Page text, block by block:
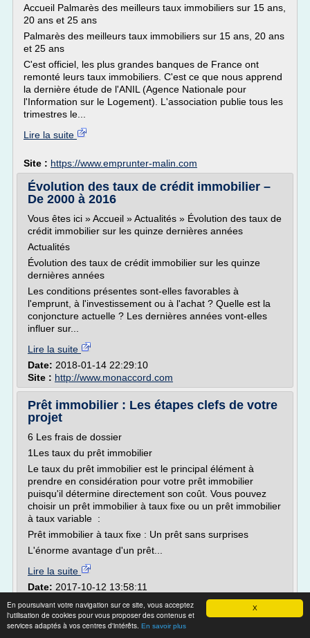
X
En poursuivant votre navigation sur ce site, vous acceptez
l'utilisation de cookies pour vous proposer des contenus et
services adaptés à vos centres d'intérêts. En savoir plus
Accueil Palmarès des meilleurs taux immobiliers sur 15 ans,
20 ans et 25 ans
Palmarès des meilleurs taux immobiliers sur 15 ans, 20 ans
et 25 ans
C'est officiel, les plus grandes banques de France ont
remonté leurs taux immobiliers. C'est ce que nous apprend
la dernière étude de l'ANIL (Agence Nationale pour
l'Information sur le Logement). L'association publie tous les
trimestres le...
Lire la suite
Site : https://www.emprunter-malin.com
Évolution des taux de crédit immobilier –
De 2000 à 2016
Vous êtes ici » Accueil » Actualités » Évolution des taux de
crédit immobilier sur les quinze dernières années
Actualités
Évolution des taux de crédit immobilier sur les quinze
dernières années
Les conditions présentes sont-elles favorables à
l'emprunt, à l'investissement ou à l'achat ? Quelle est la
conjoncture actuelle ? Les dernières années vont-elles
influer sur...
Lire la suite
Date: 2018-01-14 22:29:10
Site : http://www.monaccord.com
Prêt immobilier : Les étapes clefs de votre
projet
6 Les frais de dossier
1Les taux du prêt immobilier
Le taux du prêt immobilier est le principal élément à
prendre en considération pour votre prêt immobilier
puisqu'il détermine directement son coût. Vous pouvez
choisir un prêt immobilier à taux fixe ou un prêt immobilier
à taux variable :
Prêt immobilier à taux fixe : Un prêt sans surprises
L'énorme avantage d'un prêt...
Lire la suite
Date: 2017-10-12 13:58:11
Obtenir un prêt immobilier à taux zéro (PTZ